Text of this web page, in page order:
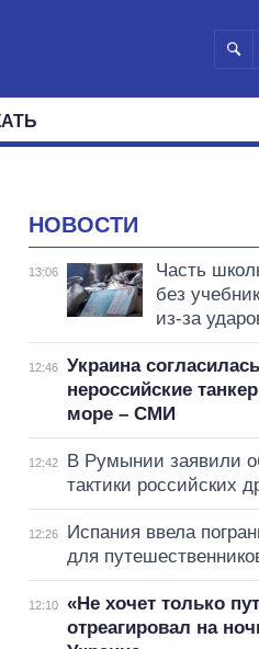
НОВОСТИ
13:06
Часть
без
из-за
12:46
Украина
нероссийские
море – СМИ
12:42
В Румынии заявили
тактики российских
12:26
Испания ввела
для
12:10
«Не хочет только
отреагировал на